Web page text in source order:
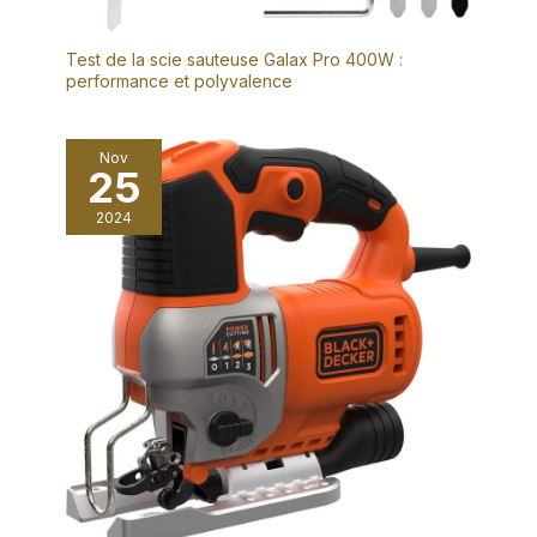
Test de la scie sauteuse Galax Pro 400W :
performance et polyvalence
Nov
25
2024